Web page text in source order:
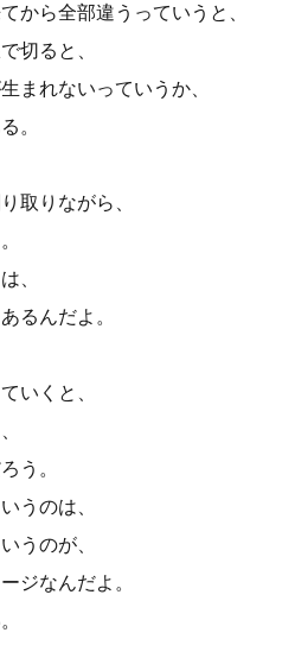
から全部違うっていうと、
切ると、
まれないっていうか、
。
取りながら、
、
るんだよ。
いくと、
う。
うのは、
うのが、
ジなんだよ。